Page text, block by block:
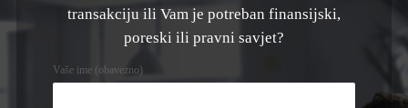
transakciju ili Vam je potreban finansijski,
poreski ili pravni savjet?
Vaše ime (obavezno)